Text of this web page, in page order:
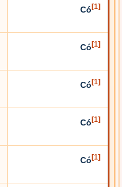
Có [1]
Có [1]
Có [1]
Có [1]
Có [1]